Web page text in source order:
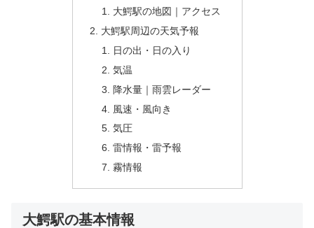
大鰐駅の地図｜アクセス
大鰐駅周辺の天気予報
日の出・日の入り
気温
降水量｜雨雲レーダー
風速・風向き
気圧
雷情報・雷予報
霧情報
大鰐駅の基本情報